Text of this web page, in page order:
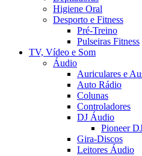
Higiene Oral
Desporto e Fitness
Pré-Treino
Pulseiras Fitness
TV, Vídeo e Som
Áudio
Auriculares e
Auto Rádio
Colunas
Controladores
DJ Áudio
Pioneer
Gira-Discos
Leitores Áudio